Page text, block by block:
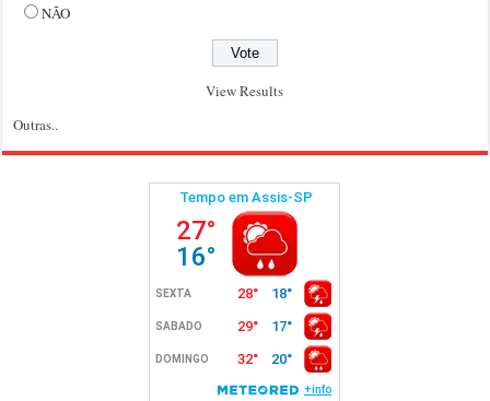
NÃO
View Results
Outras..